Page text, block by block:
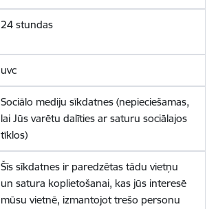
24 stundas
uvc
Sociālo mediju sīkdatnes (nepieciešamas,
lai Jūs varētu dalīties ar saturu sociālajos
tīklos)
Šīs sīkdatnes ir paredzētas tādu vietņu
un satura koplietošanai, kas jūs interesē
mūsu vietnē, izmantojot trešo personu